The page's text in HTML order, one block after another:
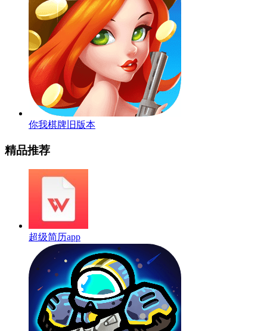
你我棋牌旧版本
精品推荐
超级简历app